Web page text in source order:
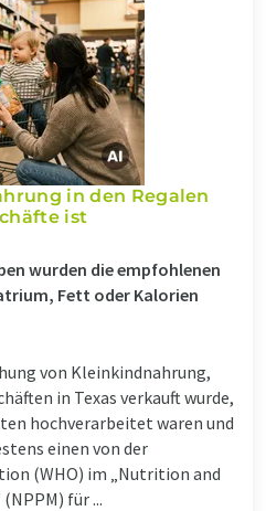
in den Regalen
ist
wurden die empfohlenen
Fett oder Kalorien
von Kleinkindnahrung,
in Texas verkauft wurde,
hochverarbeitet waren und
einen von der
(WHO) im „Nutrition and
für ...